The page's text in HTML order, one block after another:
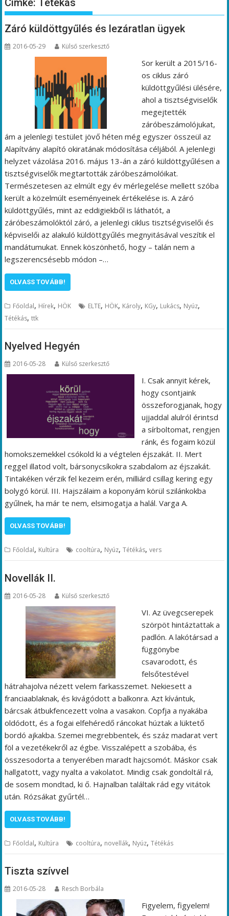
Címke:Tétékás
Záró küldöttgyűlés és lezáratlan ügyek
2016-05-29 Külső szerkesztő
Sor került a 2015/16-
os ciklus záró
küldöttgyűlési ülésére,
ahol a tisztségviselők
megejtették
záróbeszámolójukat,
ám a jelenlegi testület jövő héten még egyszer összeül az
Alapítvány alapító okiratának módosítása céljából. A jelenlegi
helyzet vázolása 2016. május 13-án a záró küldöttgyűlésen a
tisztségviselők megtartották záróbeszámolóikat.
Természetesen az elmúlt egy év mérlegelése mellett szóba
került a közelmúlt eseményeinek értékelése is. A záró
küldöttgyűlés, mint az eddigiekből is láthatót, a
záróbeszámolóktól záró, a jelenlegi ciklus tisztségviselői és
képviselői az alakuló küldöttgyűlés megnyitásával veszítik el
mandátumukat. Ennek köszönhető, hogy – talán nem a
legszerencsésebb módon –…
OLVASS TOVÁBB!
Főoldal, Hírek, HÖK ELTE, HÖK, Károly, KGy, Lukács, Nyúz,
Tétékás,ttk
Nyelved Hegyén
2016-05-28 Külső szerkesztő
I. Csak annyit kérek,
hogy csontjaink
összeforogjanak, hogy
ujjaddal alulról érintsd
a sírboltomat, rengjen
ránk, és fogaim közül
homokszemekkel csókold ki a végtelen éjszakát. II. Mert
reggel illatod volt, bársonycsíkokra szabdalom az éjszakát.
Tintakéken vérzik fel kezeim erén, milliárd csillag kering egy
bolygó körül. III. Hajszálaim a koponyám körül szilánkokba
gyűlnek, ha már te nem, elsimogatja a halál. Varga A.
OLVASS TOVÁBB!
Főoldal, Kultúra cooltúra, Nyúz,Tétékás,vers
Novellák II.
2016-05-28 Külső szerkesztő
VI. Az üvegcserepek
szörpöt hintáztattak a
padlón. A lakótársad a
függönybe
csavarodott, és
felsőtestével
hátrahajolva nézett velem farkasszemet. Nekiesett a
franciaablaknak, és kivágódott a balkonra. Azt kívántuk,
bárcsak átbukfencezett volna a vasakon. Copfja a nyakába
oldódott, és a fogai elfehéredő ráncokat húztak a lüktető
bordó ajkakba. Szemei megrebbentek, és száz madarat vert
föl a vezetékekről az égbe. Visszalépett a szobába, és
összesodorta a tenyerében maradt hajcsomót. Máskor csak
hallgatott, vagy nyalta a vakolatot. Mindig csak gondoltál rá,
de sosem mondtad, ki ő. Hajnalban találtak rád egy vitátok
után. Rózsákat gyűrtél…
OLVASS TOVÁBB!
Főoldal, Kultúra cooltúra, novellák, Nyúz,Tétékás
Tiszta szívvel
2016-05-28 Resch Borbála
Figyelem, figyelem!